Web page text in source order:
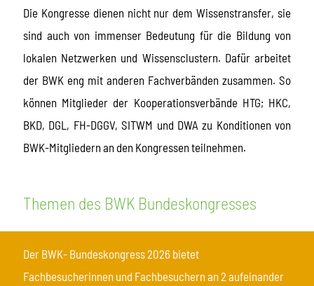
Die Kongresse dienen nicht nur dem Wissenstransfer, sie
sind auch von immenser Bedeutung für die Bildung von
lokalen Netzwerken und Wissensclustern. Dafür arbeitet
der BWK eng mit anderen Fachverbänden zusammen. So
können Mitglieder der Kooperationsverbände HTG; HKC,
BKD, DGL, FH-DGGV, SITWM und DWA zu Konditionen von
BWK-Mitgliedern an den Kongressen teilnehmen.
Themen des BWK Bundeskongresses
Der BWK- Bundeskongress 2026 bietet
Fachbesucherinnen und Fachbesuchern an 2 aufeinander